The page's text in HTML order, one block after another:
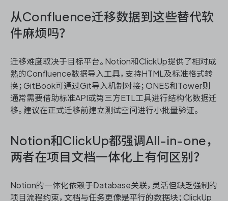
从Confluence迁移数据到这些替代软
件麻烦吗？
迁移难度取决于目标平台。Notion和ClickUp提供了相对成
熟的Confluence数据导入工具，支持HTML及标准格式转
换；GitBook可通过Git导入机制对接；ONES和Tower则
通常需要借助标准API或第三方ETL工具进行结构化数据迁
移。建议在正式迁移前建立测试空间进行小批量验证。
Notion和ClickUp都强调All-in-one，
两者在项目文档一体化上有何区别？
Notion的一体化依赖于Database关联，灵活但缺乏强制的
项目流程约束，文档与任务更像是平行的数据块；ClickUp